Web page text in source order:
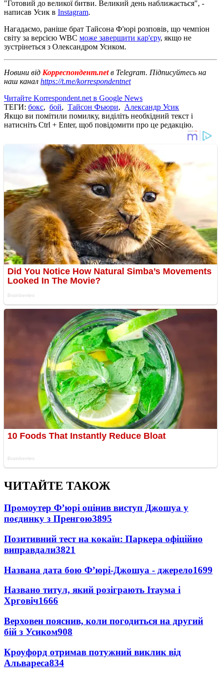
"Готовий до великої битви. Великий день наближається", -
написав Усик в Instagram.
Нагадаємо, раніше брат Тайсона Ф'юрі розповів, що чемпіон
світу за версією WBC може завершити кар'єру, якщо не
зустрінеться з Олександром Усиком.
Новини від Корреспондент.netв Telegram. Підписуйтесь на
наш канал https://t.me/korrespondentnet
Читайте Korrespondent.net в Google News
ТЕГИ: бокс, бой, Тайсон Фьюри, Александр Усик
Якщо ви помітили помилку, виділіть необхідний текст і
натисніть Ctrl + Enter, щоб повідомити про це редакцію.
ЧИТАЙТЕ ТАКОЖ
Промоутер Ф’юрі оцінив виступ Джошуа у
поєдинку з Пренгою3895
Позитивний тест на кокаїн: Паркера офіційно
виправдали3821
Названа дата бою Ф’юрі-Джошуа - джерело1699
Названо титул, який розіграють Ітаума і
Хрговіч1666
Верховен пояснив, коли погодиться на другий
бій з Усиком908
Кроуфорд отримав потужний виклик від
Альвареса834